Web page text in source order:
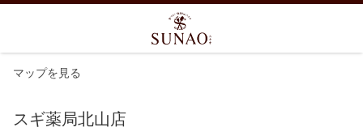
マップを見る
スギ薬局北山店